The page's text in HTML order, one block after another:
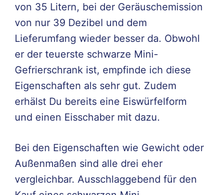
von 35 Litern, bei der Geräuschemission
von nur 39 Dezibel und dem
Lieferumfang wieder besser da. Obwohl
er der teuerste schwarze Mini-
Gefrierschrank ist, empfinde ich diese
Eigenschaften als sehr gut. Zudem
erhälst Du bereits eine Eiswürfelform
und einen Eisschaber mit dazu.
Bei den Eigenschaften wie Gewicht oder
Außenmaßen sind alle drei eher
vergleichbar. Ausschlaggebend für den